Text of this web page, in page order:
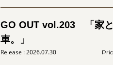
GO OUT vol.203 「家と
車。」
2026.07.30